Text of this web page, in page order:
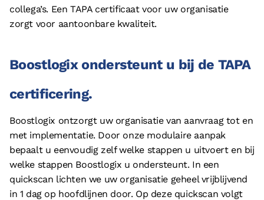
collega’s. Een TAPA certificaat voor uw organisatie
zorgt voor aantoonbare kwaliteit.
Boostlogix ondersteunt u bij de TAPA
certificering.
Boostlogix ontzorgt uw organisatie van aanvraag tot en
met implementatie. Door onze modulaire aanpak
bepaalt u eenvoudig zelf welke stappen u uitvoert en bij
welke stappen Boostlogix u ondersteunt. In een
quickscan lichten we uw organisatie geheel vrijblijvend
in 1 dag op hoofdlijnen door. Op deze quickscan volgt